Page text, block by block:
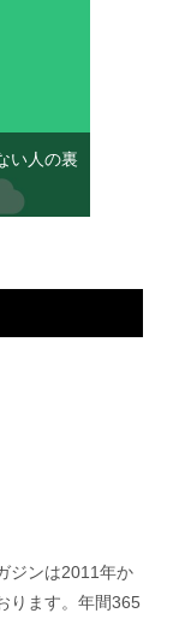
い人の裏
ジンは2011年か
ります。年間365